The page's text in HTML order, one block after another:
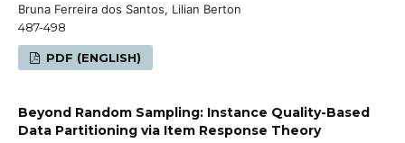
Bruna Ferreira dos Santos, Lilian Berton
487-498
PDF (ENGLISH)
Beyond Random Sampling: Instance Quality-Based
Data Partitioning via Item Response Theory